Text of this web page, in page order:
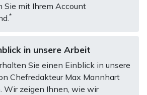
Sie mit Ihrem Account
*
in unsere Arbeit
Sie einen Einblick in unsere
Chefredakteur Max Mannhart
Wir zeigen Ihnen, wie wir